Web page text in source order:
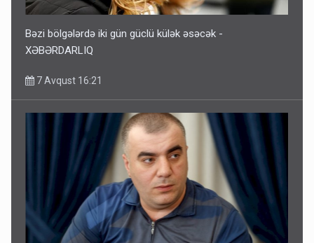
Bəzi bölgələrdə iki gün güclü külək əsəcək -
XƏBƏRDARLIQ
7 Avqust 16:21